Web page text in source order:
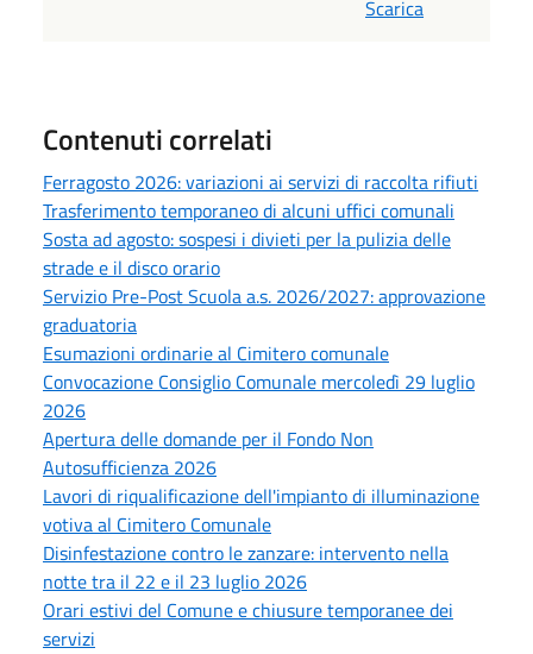
Scarica
Contenuti correlati
Ferragosto 2026: variazioni ai servizi di raccolta rifiuti
Trasferimento temporaneo di alcuni uffici comunali
Sosta ad agosto: sospesi i divieti per la pulizia delle
strade e il disco orario
Servizio Pre-Post Scuola a.s. 2026/2027: approvazione
graduatoria
Esumazioni ordinarie al Cimitero comunale
Convocazione Consiglio Comunale mercoledì 29 luglio
2026
Apertura delle domande per il Fondo Non
Autosufficienza 2026
Lavori di riqualificazione dell'impianto di illuminazione
votiva al Cimitero Comunale
Disinfestazione contro le zanzare: intervento nella
notte tra il 22 e il 23 luglio 2026
Orari estivi del Comune e chiusure temporanee dei
servizi